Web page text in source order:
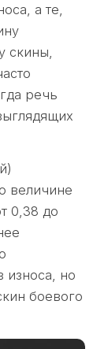
а те,
скины,
речь
величине
0,38 до
износа, но
боевого